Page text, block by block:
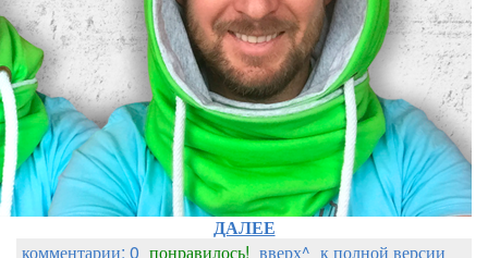
ДАЛЕЕ
комментарии: 0 понравилось! вверх^ к полной версии